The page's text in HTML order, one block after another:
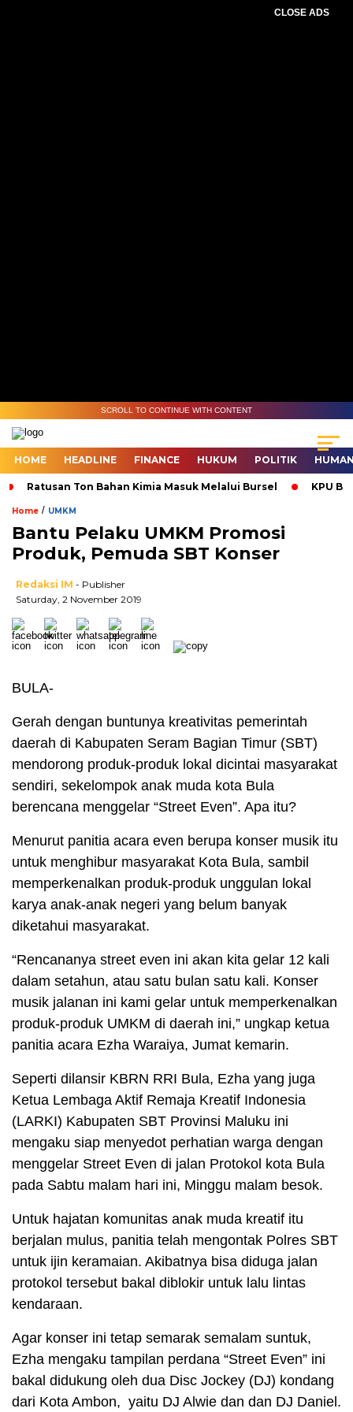
CLOSE ADS
SCROLL TO CONTINUE WITH CONTENT
HOME HEADLINE FINANCE HUKUM POLITIK
Ratusan Ton Bahan Kimia Masuk Melalui Bursel KPU
Home / UMKM
Bantu Pelaku UMKM Promosi
Produk, Pemuda SBT Konser
Redaksi IM - Publisher
Saturday, 2 November 2019
BULA-
Gerah dengan buntunya kreativitas pemerintah
daerah di Kabupaten Seram Bagian Timur (SBT)
mendorong produk-produk lokal dicintai masyarakat
sendiri, sekelompok anak muda kota Bula
berencana menggelar “Street Even”. Apa itu?
Menurut panitia acara even berupa konser musik itu
untuk menghibur masyarakat Kota Bula, sambil
memperkenalkan produk-produk unggulan lokal
karya anak-anak negeri yang belum banyak
diketahui masyarakat.
“Rencananya street even ini akan kita gelar 12 kali
dalam setahun, atau satu bulan satu kali. Konser
musik jalanan ini kami gelar untuk memperkenalkan
produk-produk UMKM di daerah ini,” ungkap ketua
panitia acara Ezha Waraiya, Jumat kemarin.
Seperti dilansir KBRN RRI Bula, Ezha yang juga
Ketua Lembaga Aktif Remaja Kreatif Indonesia
(LARKI) Kabupaten SBT Provinsi Maluku ini
mengaku siap menyedot perhatian warga dengan
menggelar Street Even di jalan Protokol kota Bula
pada Sabtu malam hari ini, Minggu malam besok.
Untuk hajatan komunitas anak muda kreatif itu
berjalan mulus, panitia telah mengontak Polres SBT
untuk ijin keramaian. Akibatnya bisa diduga jalan
protokol tersebut bakal diblokir untuk lalu lintas
kendaraan.
Agar konser ini tetap semarak semalam suntuk,
Ezha mengaku tampilan perdana “Street Even” ini
bakal didukung oleh dua Disc Jockey (DJ) kondang
dari Kota Ambon, yaitu DJ Alwie dan dan DJ Daniel.